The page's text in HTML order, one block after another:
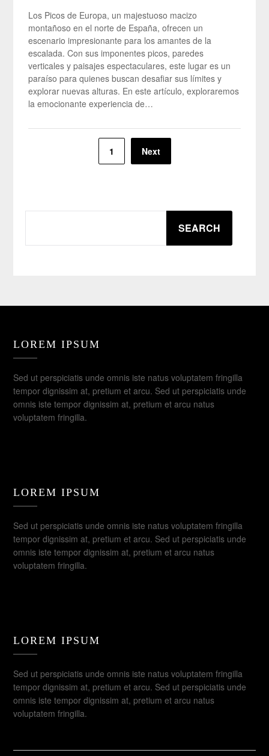
Los Picos de Europa, un majestuoso macizo
montañoso en el norte de España, ofrecen un
escenario impresionante para los amantes de la
escalada. Con sus imponentes picos, paredes
verticales y paisajes espectaculares, este lugar es un
paraíso para quienes buscan desafiar sus límites y
explorar nuevas alturas. En este artículo, exploraremos
la emocionante experiencia de…
1 Next
SEARCH
LOREM IPSUM
Sed ut perspiciatis unde omnis iste natus voluptatem fringilla
tempor dignissim at, pretium et arcu. Sed ut perspiciatis unde
omnis iste tempor dignissim at, pretium et arcu natus
voluptatem fringilla.
LOREM IPSUM
Sed ut perspiciatis unde omnis iste natus voluptatem fringilla
tempor dignissim at, pretium et arcu. Sed ut perspiciatis unde
omnis iste tempor dignissim at, pretium et arcu natus
voluptatem fringilla.
LOREM IPSUM
Sed ut perspiciatis unde omnis iste natus voluptatem fringilla
tempor dignissim at, pretium et arcu. Sed ut perspiciatis unde
omnis iste tempor dignissim at, pretium et arcu natus
voluptatem fringilla.